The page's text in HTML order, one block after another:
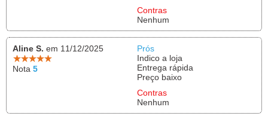
Contras
Nenhum
Aline S. em 11/12/2025
Nota 5
Prós
Indico a loja
Entrega rápida
Preço baixo
Contras
Nenhum